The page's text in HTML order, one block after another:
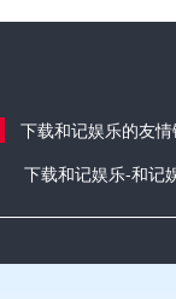
下载和记娱乐的友
下载和记娱乐-和记